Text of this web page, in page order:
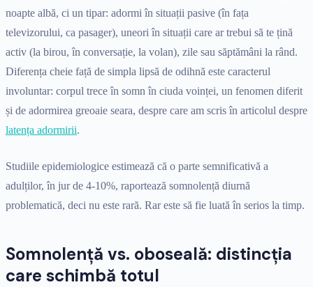
noapte albă, ci un tipar: adormi în situații pasive (în fața
televizorului, ca pasager), uneori în situații care ar trebui să te țină
activ (la birou, în conversație, la volan), zile sau săptămâni la rând.
Diferența cheie față de simpla lipsă de odihnă este caracterul
involuntar: corpul trece în somn în ciuda voinței, un fenomen diferit
și de adormirea greoaie seara, despre care am scris în articolul despre
latența adormirii.
Studiile epidemiologice estimează că o parte semnificativă a
adulților, în jur de 4-10%, raportează somnolență diurnă
problematică, deci nu este rară. Rar este să fie luată în serios la timp.
Somnolență vs. oboseală: distincția
care schimbă totul